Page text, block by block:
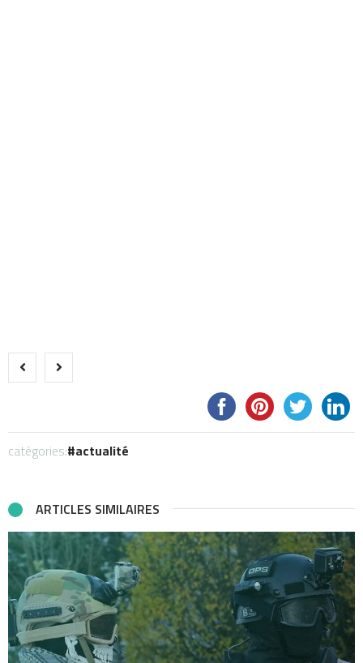
catégories: actualité
ARTICLES SIMILAIRES